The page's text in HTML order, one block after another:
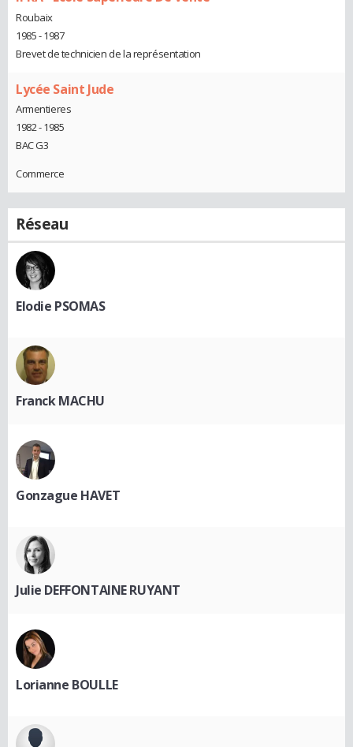
Roubaix
1985 - 1987
Brevet de technicien de la représentation
Lycée Saint Jude
Armentieres
1982 - 1985
BAC G3
Commerce
Réseau
Elodie PSOMAS
Franck MACHU
Gonzague HAVET
Julie DEFFONTAINE RUYANT
Lorianne BOULLE